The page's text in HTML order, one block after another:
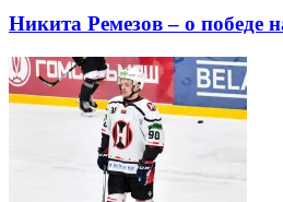
Никита Ремезов – о победе